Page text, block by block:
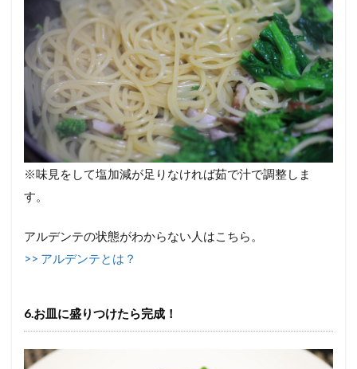
※味見をして塩加減が足りなければ茹で汁で調整しま
す。
アルデンテの状態がわからない人はこちら。
>> アルデンテとは？
6.お皿に盛りつけたら完成！